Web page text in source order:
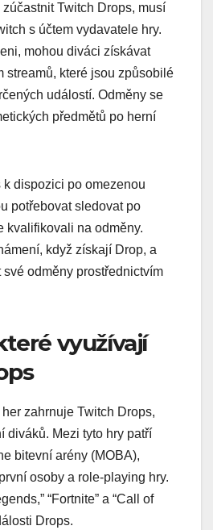
Twitch Drops, musí
s účtem vydavatele hry.
mohou diváci získávat
streamů, které jsou způsobilé
událostí. Odměny se
předmětů po herní
dispozici po omezenou
potřebovat sledovat po
kvalifikovali na odměny.
když získají Drop, a
odměny prostřednictvím
využívají
zahrnuje Twitch Drops,
diváků. Mezi tyto hry patří
bitevní arény (MOBA),
osoby a role-playing hry.
“Fortnite” a “Call of
Drops.